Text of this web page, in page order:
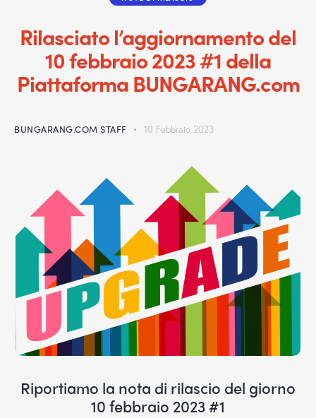
Rilasciato l’aggiornamento del
10 febbraio 2023 #1 della
Piattaforma BUNGARANG.com
BUNGARANG.COM STAFF 10 Febbraio 2023
Riportiamo la nota di rilascio del giorno
10 febbraio 2023 #1